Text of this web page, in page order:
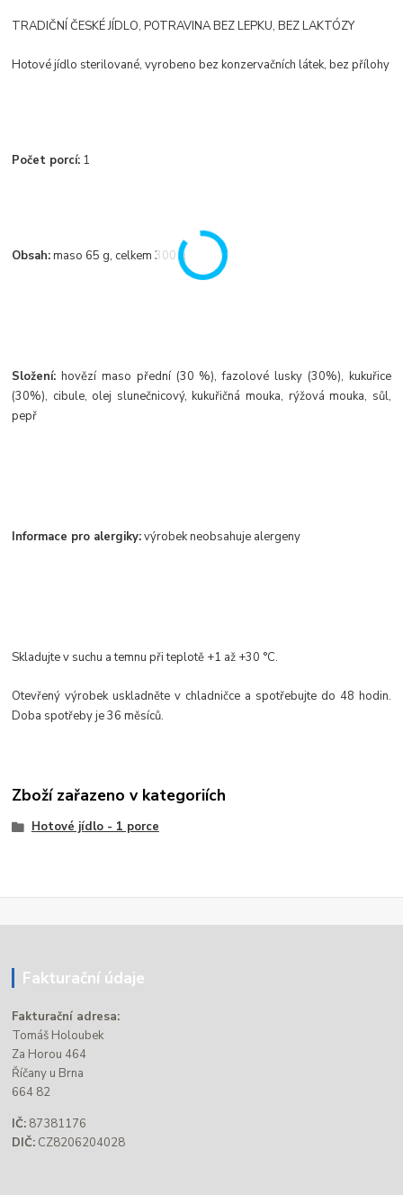
TRADIČNÍ ČESKÉ JÍDLO, POTRAVINA BEZ LEPKU, BEZ LAKTÓZY
Hotové jídlo sterilované, vyrobeno bez konzervačních látek, bez přílohy
Počet porcí: 1
Obsah:maso 65 g, celkem 300 g
Složení: hovězí maso přední (30 %), fazolové lusky (30%), kukuřice
(30%), cibule, olej slunečnicový, kukuřičná mouka, rýžová mouka, sůl,
pepř
Informace pro alergiky:výrobek neobsahuje alergeny
Skladujte v suchu a temnu při teplotě +1 až +30 °C.
Otevřený výrobek uskladněte v chladničce a spotřebujte do 48 hodin.
Doba spotřeby je 36 měsíců.
Zboží zařazeno v kategoriích
Hotové jídlo - 1 porce
Fakturační údaje
Fakturační adresa:
Tomáš Holoubek
Za Horou 464
Říčany u Brna
664 82
IČ: 87381176
DIČ: CZ8206204028